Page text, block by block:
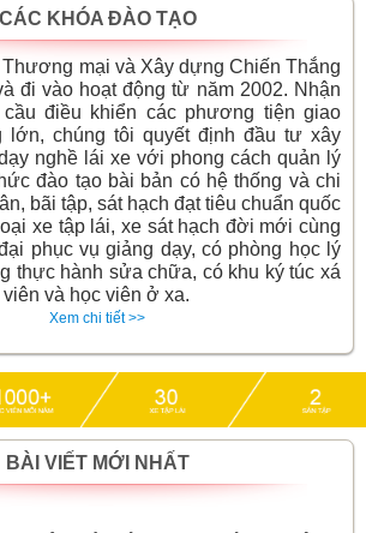
CÁC KHÓA ĐÀO TẠO
mại và Xây dựng Chiến Thắng
đi vào hoạt động từ năm 2002. Nhận
điều khiển các phương tiện giao
lớn, chúng tôi quyết định đầu tư xây
nghề lái xe với phong cách quản lý
đào tạo bài bản có hệ thống và chi
bãi tập, sát hạch đạt tiêu chuẩn quốc
xe tập lái, xe sát hạch đời mới cùng
phục vụ giảng dạy, có phòng học lý
thực hành sửa chữa, có khu ký túc xá
và học viên ở xa.
Xem chi tiết >>
BÀI VIẾT MỚI NHẤT